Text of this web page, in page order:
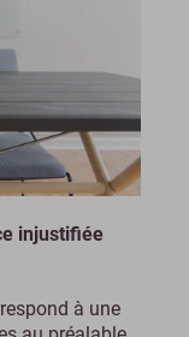
injustifiée
à une